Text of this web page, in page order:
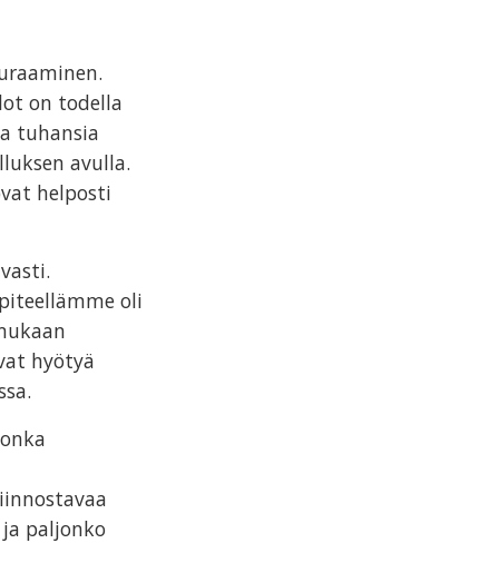
on todella
tuhansia
avulla.
helposti
oli
hyötyä
paljonko